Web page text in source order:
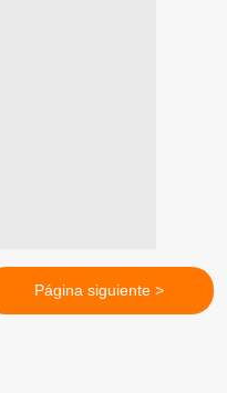
Página siguiente >